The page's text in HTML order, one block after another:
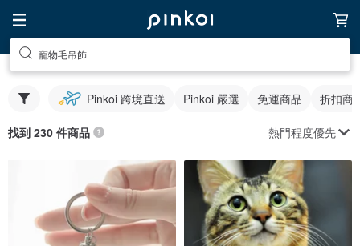
寵物毛吊飾
Pinkoi 跨境直送 Pinkoi 嚴選 免運商品 折扣商
找到 230 件商品 熱門程度優先